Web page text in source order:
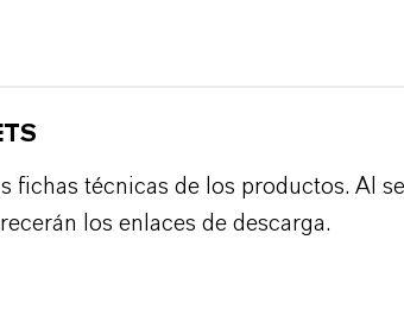
fichas técnicas de los productos. Al
los enlaces de descarga.